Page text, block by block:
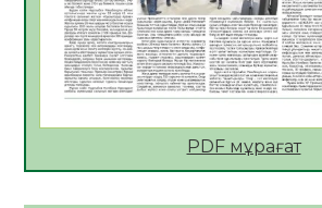
МӘЖІЛІС ӨТТІ
05.08.2026
Қазақстан Орталық
PDF мұрағат